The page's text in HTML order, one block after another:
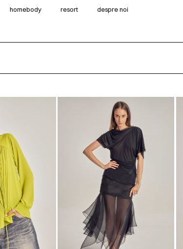
homebody resort
despre noi